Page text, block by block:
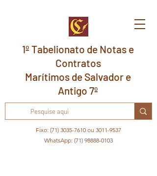
1º Tabelionato de Notas e
Contratos
Marítimos de Salvador e
Antigo 7º
Fixo: (71) 3035-7610 ou 3011-9537
WhatsApp: (71) 98888-0103